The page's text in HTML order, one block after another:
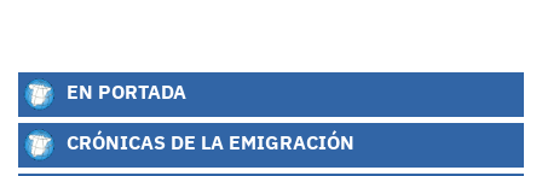
EN PORTADA
CRÓNICAS DE LA EMIGRACIÓN